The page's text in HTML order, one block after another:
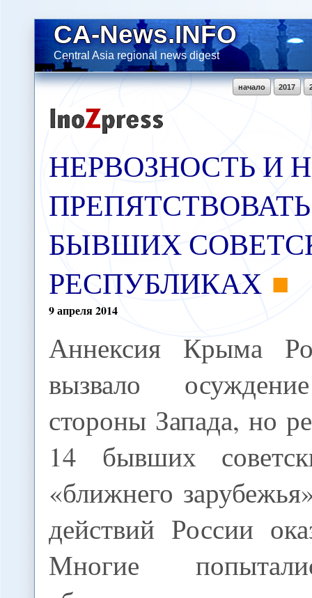
CA-News.INFO
Central Asia regional news digest
2017
начало
НЕРВОЗНОСТЬ И
БЫВШИХ
РЕСПУБЛИКАХ
9апреля2014
Аннексия Крыма
вызвало
стороны Запада, но
14 бывших
«ближнего
действий России
Многие